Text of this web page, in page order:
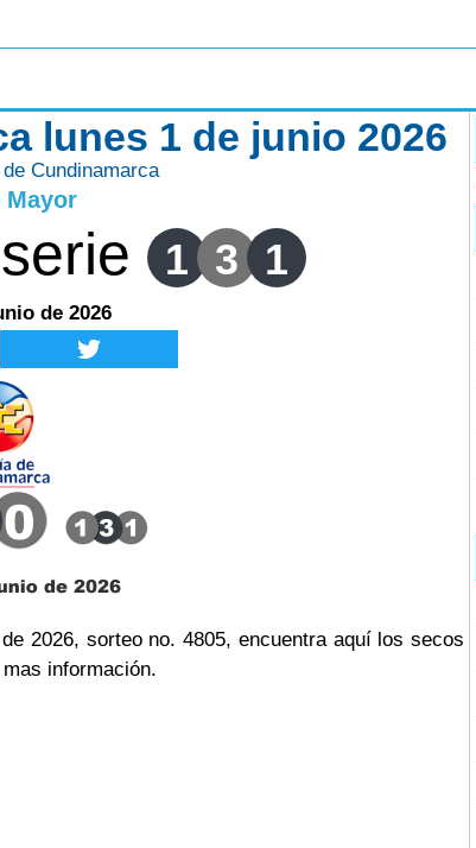
lunes 1 de junio 2026
Cundinamarca
Mayor
1 3 1
de 2026
2026, sorteo no. 4805, encuentra aquí los secos
información.